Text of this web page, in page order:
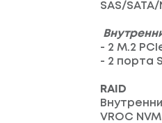
SAS/
- 2 M.2
- 2 порта
RAID
VROC